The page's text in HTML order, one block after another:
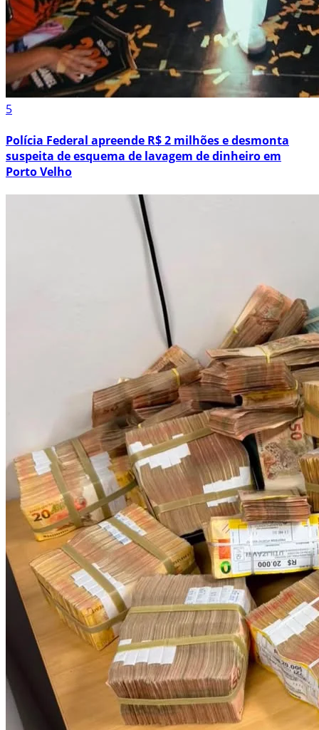
5
Polícia Federal apreende R$ 2 milhões e desmonta
suspeita de esquema de lavagem de dinheiro em
Porto Velho